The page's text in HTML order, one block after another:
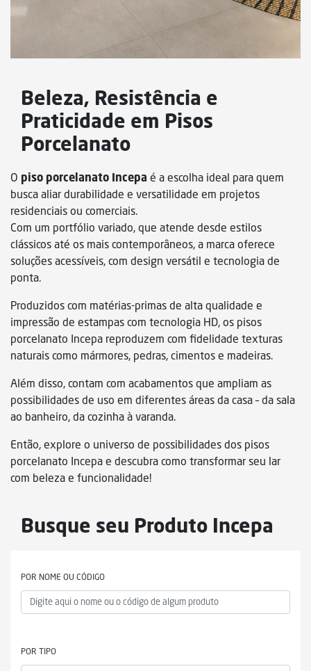
Sustentabilidade
Beleza, Resistência e
Praticidade em Pisos
Porcelanato
O piso porcelanato Incepa é a escolha ideal para quem
busca aliar durabilidade e versatilidade em projetos
residenciais ou comerciais.
Com um portfólio variado, que atende desde estilos
clássicos até os mais contemporâneos, a marca oferece
soluções acessíveis, com design versátil e tecnologia de
ponta.
Produzidos com matérias-primas de alta qualidade e
impressão de estampas com tecnologia HD, os pisos
porcelanato Incepa reproduzem com fidelidade texturas
naturais como mármores, pedras, cimentos e madeiras.
Além disso, contam com acabamentos que ampliam as
possibilidades de uso em diferentes áreas da casa – da sala
ao banheiro, da cozinha à varanda.
Então, explore o universo de possibilidades dos pisos
porcelanato Incepa e descubra como transformar seu lar
com beleza e funcionalidade!
Busque seu Produto Incepa
POR NOME OU CÓDIGO
POR TIPO